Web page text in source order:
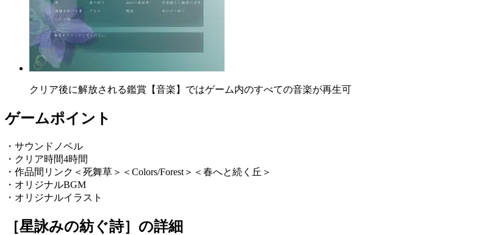
クリア後に解放される鑑賞【音楽】ではゲーム内のすべての音楽が再生可
ゲームポイント
・サウンドノベル
・クリア時間4時間
・作品間リンク＜死舞草＞＜Colors/Forest＞＜春へと続く丘＞
・オリジナルBGM
・オリジナルイラスト
［星詠みの紡ぐ詩］ の詳細